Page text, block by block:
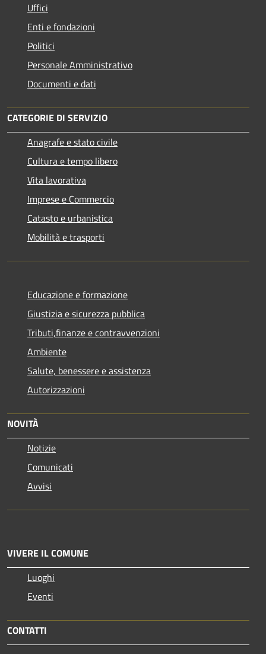
Uffici
Enti e fondazioni
Politici
Personale Amministrativo
Documenti e dati
CATEGORIE DI SERVIZIO
Anagrafe e stato civile
Cultura e tempo libero
Vita lavorativa
Imprese e Commercio
Catasto e urbanistica
Mobilità e trasporti
Educazione e formazione
Giustizia e sicurezza pubblica
Tributi,finanze e contravvenzioni
Ambiente
Salute, benessere e assistenza
Autorizzazioni
NOVITÀ
Notizie
Comunicati
Avvisi
VIVERE IL COMUNE
Luoghi
Eventi
CONTATTI